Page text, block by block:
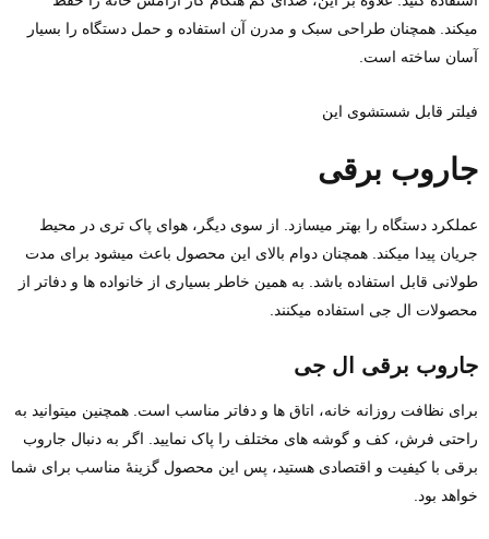
میکند. همچنان طراحی سبک و مدرن آن استفاده و حمل دستگاه را بسیار
آسان ساخته است.
فیلتر قابل شستشوی این
جاروب برقی
عملکرد دستگاه را بهتر میسازد. از سوی دیگر، هوای پاک ‌تری در محیط
جریان پیدا میکند. همچنان دوام بالای این محصول باعث میشود برای مدت
طولانی قابل استفاده باشد. به همین خاطر بسیاری از خانواده‌ ها و دفاتر از
محصولات ال جی استفاده میکنند.
جاروب برقی ال جی
برای نظافت روزانه خانه، اتاق‌ ها و دفاتر مناسب است. همچنین میتوانید به
راحتی فرش، کف و گوشه‌ های مختلف را پاک نمایید. اگر به دنبال جاروب
برقی با کیفیت و اقتصادی هستید، پس این محصول گزینهٔ مناسب برای شما
خواهد بود.